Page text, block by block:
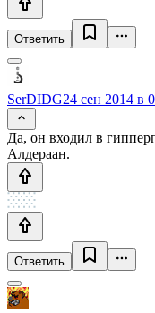
Ответить
SerDIDG24 сен 2014 в
Да, он входил в
Алдераан.
Ответить